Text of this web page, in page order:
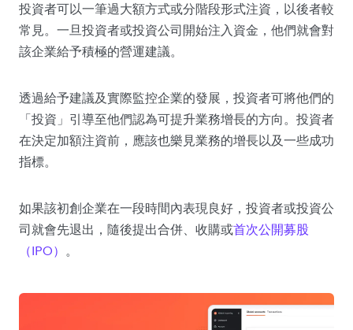
投資者可以一筆過大額方式或分階段形式注資，以後者較
常見。一旦投資者或投資公司開始注入資金，他們就會對
該企業給予積極的營運建議。
透過給予建議及實際監控企業的發展，投資者可將他們的
「投資」引導至他們認為可提升業務增長的方向。投資者
在決定加額注資前，應該也樂見業務的增長以及一些成功
指標。
如果該初創企業在一段時間內表現良好，投資者或投資公
司就會先退出，隨後提出合併、收購或首次公開募股
（IPO） 。